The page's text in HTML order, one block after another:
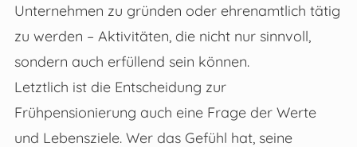
Unternehmen zu gründen oder ehrenamtlich tätig
zu werden – Aktivitäten, die nicht nur sinnvoll,
sondern auch erfüllend sein können.
Letztlich ist die Entscheidung zur
Frühpensionierung auch eine Frage der Werte
und Lebensziele. Wer das Gefühl hat, seine